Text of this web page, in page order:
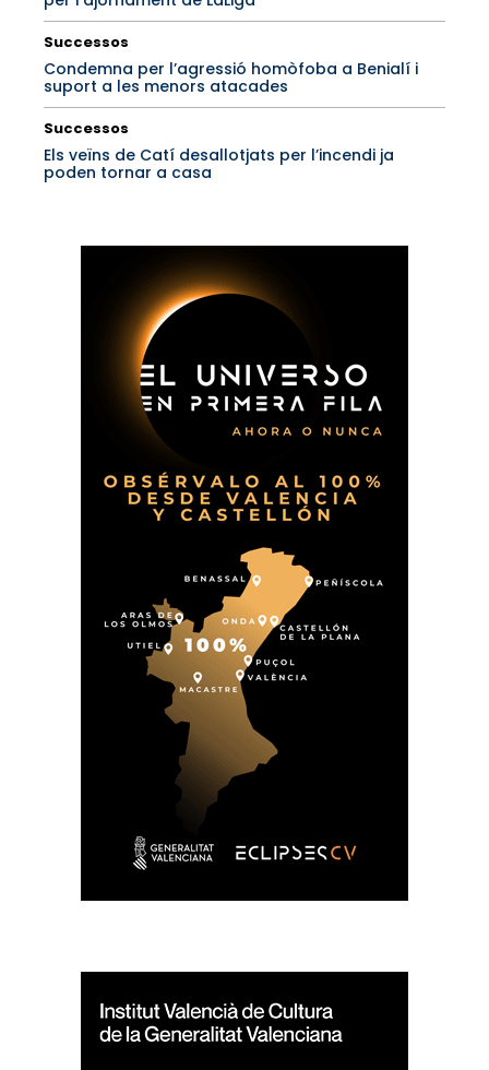
Successos
Condemna per l’agressió homòfoba a Benialí i
suport a les menors atacades
Successos
Els veïns de Catí desallotjats per l’incendi ja
poden tornar a casa